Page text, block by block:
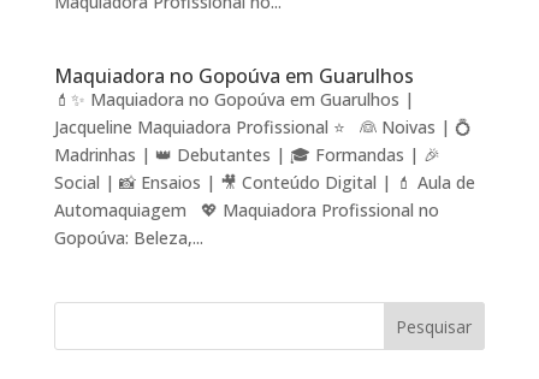
Maquiadora no Gopoúva em Guarulhos
💄✨ Maquiadora no Gopoúva em Guarulhos |
Jacqueline Maquiadora Profissional ⭐ 👰 Noivas | 💍
Madrinhas | 👑 Debutantes | 🎓 Formandas | 🎉
Social | 📸 Ensaios | 🎥 Conteúdo Digital | 💄 Aula de
Automaquiagem 💖 Maquiadora Profissional no
Gopoúva: Beleza,...
Pesquisar